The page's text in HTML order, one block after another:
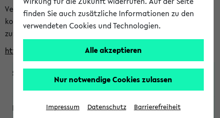
Verwenden Sie die folgende Adresse, um mit einer
kompatiblen Kalenderanwendung auf die Vorlesungszeiten
zuzugreifen (nähere Informationen
finden Sie hier
https://ekvv.uni-bielefeld.de/ws/calendar?vz
WiSe 2026/2027
finden Sie auch zusätzliche Informationen zu den
verwendeten Cookies und Technologien.
Alle akzeptieren
Nur notwendige Cookies zulassen
Impressum Datenschutz Barrierefreiheit